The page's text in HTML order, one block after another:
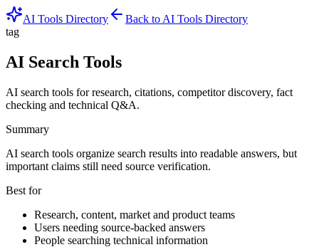
AI Tools Directory
Back to AI Tools Directory
tag
AI Search Tools
AI search tools for research, citations, competitor discovery, fact
checking and technical Q&A.
Summary
AI search tools organize search results into readable answers, but
important claims still need source verification.
Best for
Research, content, market and product teams
Users needing source-backed answers
People searching technical information